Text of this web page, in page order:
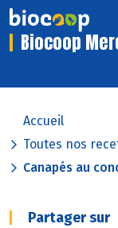
Biocoop
Accueil
Toutes nos
Canapés au
Partager sur